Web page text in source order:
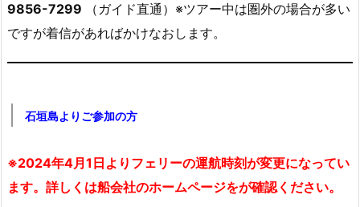
9856-7299
（ガイド直通）※ツアー中は圏外の場合が多い
ですが着信があればかけなおします。
石垣島よりご参加の方
※2024年4月1日よりフェリーの運航時刻が変更になってい
ます。詳しくは船会社のホームページをが確認ください。